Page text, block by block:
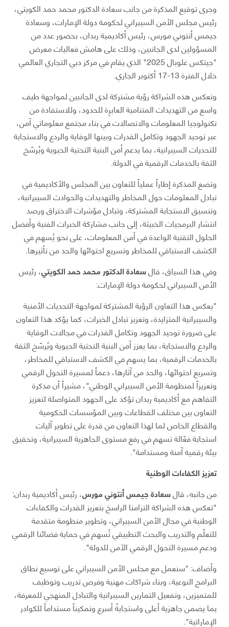
وجرى توقيع المذكرة من جانب سعادة الدكتور محمد حمد الكويتي،
رئيس مجلس الأمن السيبراني لحكومة دولة الإمارات، وسعادة
جيمس أنتوني مورس، رئيس أكاديمية ربدان، بحضور عدد من
المسؤولين لدى الجانبين، وذلك على هامش فعاليات معرض
"جيتكس غلوبال 2025" الذي يقام في مركز دبي التجاري العالمي
خلال الفترة 13-17 أكتوبر الجاري.
وتعكس هذه الشراكة رؤية مشتركة لدى الجانبين لمواجهة طيف
واسع من التهديدات المتنامية العابرِة للحدود، وللاستفادة من
تكنولوجيا المعلومات والاتصالات في بناء مجتمع معلوماتي آمن،
عبر توحيد الجهود وتكامل القدرات وبينها الوقاية والردع والاستجابة
للتحديات السيبرانية، بما يدعم أمن البنية التحتية الحيوية ويُرسّخ
الثقة بالخدمات الرقمية في الدولة.
وتضع المذكرة إطاراً عملياً للتعاون بين المجلس والأكاديمية في
تبادل المعلومات حول المخاطر والتهديدات والحوادث السيبرانية،
وتنسيق الاستجابة المشتركة، وتبادل مؤشرات الاختراق ورصد
انتشار البرمجيات الخبيثة، إلى جانب مشاركة الخبرات الفنية وأفضل
الحلول التقنية الواعدة في أمن المعلومات، على نحو يُسهم في
الكشف الاستباقي للمخاطر وتسريع احتوائها والحد من تأثيرها.
وفي هذا السياق، قالسعادة الدكتور محمد حمد الكويتي، رئيس
الأمن السيبراني لحكومة دولة الإمارات:
"يعكس هذا التعاون الرؤية المشتركة لمواجهة التحديات الأمنية
والسيبرانية المتزايدة، وتعزيز تبادل الخبرات، كما يؤكد هذا التعاون
على ضرورة توحيد الجهود وتكامل القدرات في مجالات الوقاية
والردع والاستجابة، بما يعزز أمن البنية التحتية الحيوية ويُرسّخ الثقة
بالخدمات الرقمية، بما يسهم في الكشف الاستباقي للمخاطر،
وتسريع احتوائها، والحد من آثارها، دعماً لمسيرة التحول الرقمي
وتعزيزاً لمنظومة الأمن السيبراني الوطني"، مشيراً أن مذكرة
التفاهم مع أكاديمية ربدان تؤكد على الجهود المتواصلة لتعزيز
التعاون بين مختلف القطاعات وبين المؤسسات الحكومية
والقطاع الخاص لما لهذا التعاون من قدرة على تطوير آليات
استجابة فعّالة تسهم في رفع مستوى الجاهزية السيبرانية، وتحقيق
بيئة رقمية آمنة ومستدامة".
تعزيز الكفاءات الوطنية
من جانبه، قالسعادة جيمس أنتوني مورس، رئيس أكاديمية ربدان:
"تعكس هذه الشراكة التزامنا الراسخ بتعزيز القدرات والكفاءات
الوطنية في مجال الأمن السيبراني، وتطوير منظومة متقدمة
للتعلّم والتدريب والبحث التطبيقي تُسهم في حماية فضائنا الرقمي
ودعم مسيرة التحول الرقمي الآمن للدولة".
وأضاف: "سنعمل مع مجلس الأمن السيبراني على توسيع نطاق
البرامج النوعية، وبناء شراكات مهنية وفرص تدريب وتوظيف
للمتميزين، وتفعيل التمارين السيبرانية والتبادل المنهجي للمعرفة،
بما يضمن جاهزية أعلى واستجابةً أسرع وتمكيناً مستداماً للكوادر
الإماراتية".